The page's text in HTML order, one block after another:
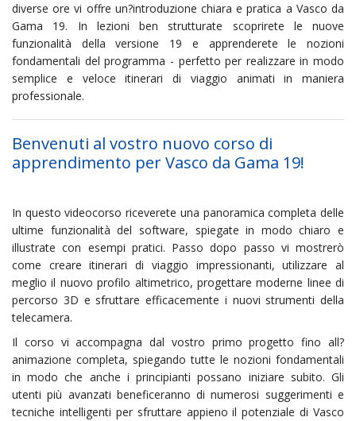
diverse ore vi offre un?introduzione chiara e pratica a Vasco da
Gama 19. In lezioni ben strutturate scoprirete le nuove
funzionalità della versione 19 e apprenderete le nozioni
fondamentali del programma - perfetto per realizzare in modo
semplice e veloce itinerari di viaggio animati in maniera
professionale.
Benvenuti al vostro nuovo corso di
apprendimento per Vasco da Gama 19!
In questo videocorso riceverete una panoramica completa delle
ultime funzionalità del software, spiegate in modo chiaro e
illustrate con esempi pratici. Passo dopo passo vi mostrerò
come creare itinerari di viaggio impressionanti, utilizzare al
meglio il nuovo profilo altimetrico, progettare moderne linee di
percorso 3D e sfruttare efficacemente i nuovi strumenti della
telecamera.
Il corso vi accompagna dal vostro primo progetto fino all?
animazione completa, spiegando tutte le nozioni fondamentali
in modo che anche i principianti possano iniziare subito. Gli
utenti più avanzati beneficeranno di numerosi suggerimenti e
tecniche intelligenti per sfruttare appieno il potenziale di Vasco